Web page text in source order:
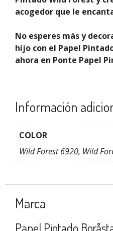
acogedor que le
No esperes más y
hijo con el Papel
ahora en Ponte Papel
Información
COLOR
Wild Forest 6920, Wild
Marca